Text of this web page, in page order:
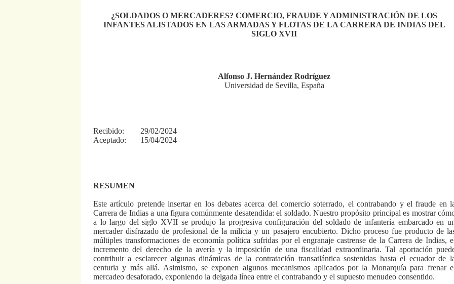
¿SOLDADOS O MERCADERES? COMERCIO, FRAUDE Y ADMINISTRACIÓN DE LOS
INFANTES ALISTADOS EN LAS ARMADAS Y FLOTAS DE LA CARRERA DE INDIAS DEL
SIGLO XVII
Alfonso J. Hernández Rodríguez
Universidad de Sevilla, España
Recibido: 29/02/2024
Aceptado: 15/04/2024
RESUMEN
Este artículo pretende insertar en los debates acerca del comercio soterrado, el contrabando y el fraude en
Carrera de Indias a una figura comúnmente desatendida: el soldado. Nuestro propósito principal es mostrar
a lo largo del siglo XVII se produjo la progresiva configuración del soldado de infantería embarcado en
mercader disfrazado de profesional de la milicia y un pasajero encubierto. Dicho proceso fue producto de
múltiples transformaciones de economía política sufridas por el engranaje castrense de la Carrera de Indias,
incremento del derecho de la avería y la imposición de una fiscalidad extraordinaria. Tal aportación
contribuir a esclarecer algunas dinámicas de la contratación transatlántica sostenidas hasta el ecuador de
centuria y más allá. Asimismo, se exponen algunos mecanismos aplicados por la Monarquía para frenar
mercadeo desaforado, exponiendo la delgada línea entre el contrabando y el supuesto menudeo consentido.